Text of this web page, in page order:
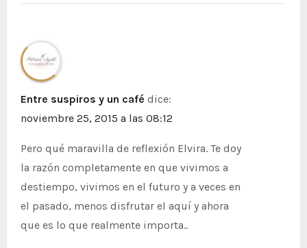
Entre suspiros y un café dice:
noviembre 25, 2015 a las 08:12
Pero qué maravilla de reflexión Elvira. Te doy
la razón completamente en que vivimos a
destiempo, vivimos en el futuro y a veces en
el pasado, menos disfrutar el aquí y ahora
que es lo que realmente importa..